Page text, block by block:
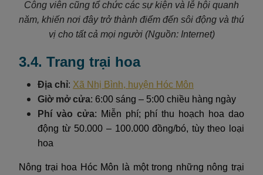
Công viên cũng tổ chức các sự kiện và lễ hội quanh
năm, khiến nơi đây trở thành điểm đến sôi động và thú
vị cho tất cả mọi người (Nguồn: Internet)
3.4. Trang trại hoa
Địa chỉ: Xã Nhị Bình, huyện Hóc Môn
Giờ mở cửa: 6:00 sáng – 5:00 chiều hàng ngày
Phí vào cửa: Miễn phí; phí thu hoạch hoa dao
động từ 50.000 – 100.000 đồng/bó, tùy theo loại
hoa
Nông trại hoa Hóc Môn là một trong những nông trại